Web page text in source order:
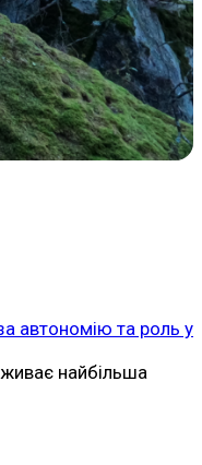
автономію та роль у
найбільша